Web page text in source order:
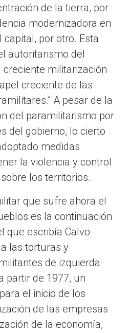
de la tierra, por
modernizadora en
por otro. Esta
autoritarismo del
militarización
creciente de las
A pesar de la
del paramilitarismo por
del gobierno, lo cierto
medidas
la violencia y control
los territorios.
que sufre ahora el
es la continuación
que escribía Calvo
las torturas y
de izquierda
partir de 1977, un
el inicio de los
de las empresas
de la economía,